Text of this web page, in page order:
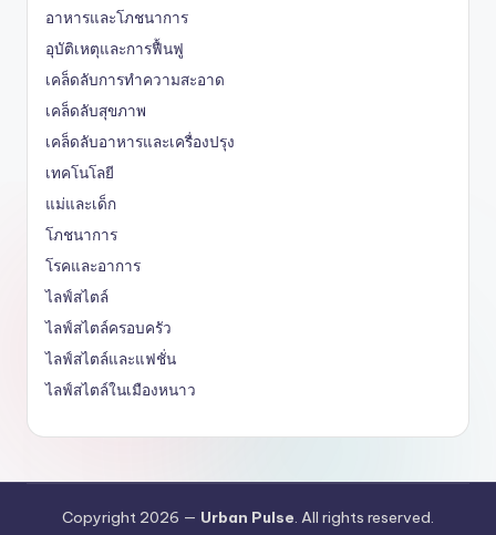
อาหารและโภชนาการ
อุบัติเหตุและการฟื้นฟู
เคล็ดลับการทำความสะอาด
เคล็ดลับสุขภาพ
เคล็ดลับอาหารและเครื่องปรุง
เทคโนโลยี
แม่และเด็ก
โภชนาการ
โรคและอาการ
ไลฟ์สไตล์
ไลฟ์สไตล์ครอบครัว
ไลฟ์สไตล์และแฟชั่น
ไลฟ์สไตล์ในเมืองหนาว
Copyright 2026 — Urban Pulse. All rights reserved.